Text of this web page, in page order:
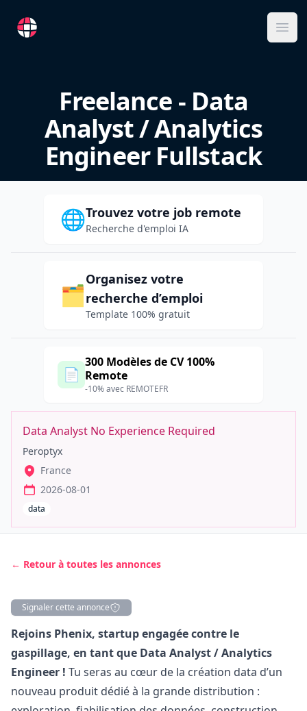
RemoteFR
Freelance - Data
Analyst / Analytics
Engineer Fullstack
🌐Trouvez votre job remote
Recherche d'emploi IA
🗂️
Organisez votre
recherche d’emploi
Template 100% gratuit
📄
300 Modèles de CV 100%
Remote
-10% avec REMOTEFR
Data Analyst No Experience Required
Peroptyx
France
2026-08-01
data
← Retour à toutes les annonces
Signaler cette annonce
Description
Rejoins Phenix, startup engagée contre le
gaspillage, en tant que Data Analyst / Analytics
Engineer ! Tu seras au cœur de la création data d’un
nouveau produit dédié à la grande distribution :